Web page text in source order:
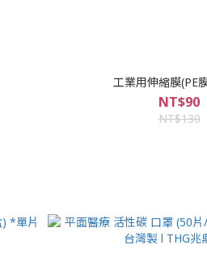
工業用伸縮膜(PE
NT$90
NT$130